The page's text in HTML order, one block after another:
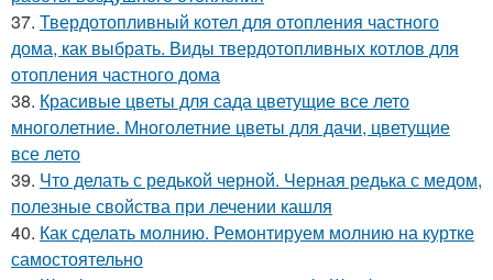
37. Твердотопливный котел для отопления частного
дома, как выбрать. Виды твердотопливных котлов для
отопления частного дома
38. Красивые цветы для сада цветущие все лето
многолетние. Многолетние цветы для дачи, цветущие
все лето
39. Что делать с редькой черной. Черная редька с медом,
полезные свойства при лечении кашля
40. Как сделать молнию. Ремонтируем молнию на куртке
самостоятельно